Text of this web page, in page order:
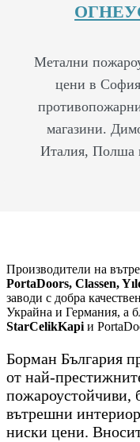
Метални
цени в
магазини.
Италия, Полша
Производители на
PortaDoors, Classen,
заводи с добра
Украйна и Германия, а
StarCelikKapi и
Борман България
от най-
пожароустойчиви,
вътрешни
ниски цени.